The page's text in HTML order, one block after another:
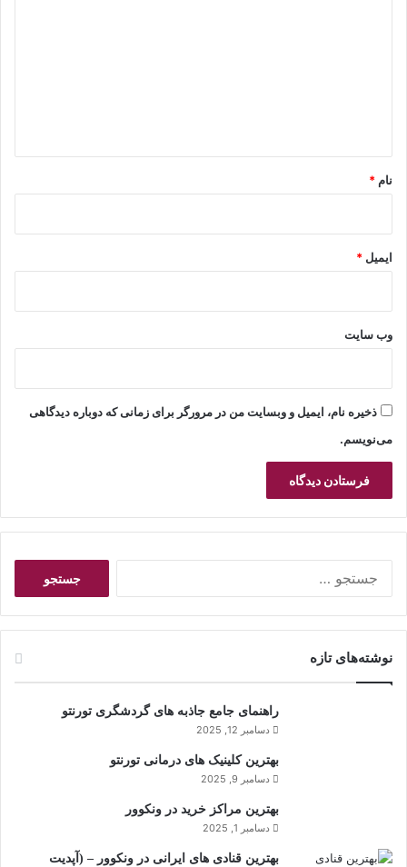
نام *
ایمیل *
وب‌ سایت
ذخیره نام، ایمیل و وبسایت من در مرورگر برای زمانی که دوباره دیدگاهی
می‌نویسم.
ج
ر
ا
ی
نوشته‌های تازه
راهنمای جامع جاذبه های گردشگری تورنتو
دسامبر 12, 2025
بهترین کلینیک های درمانی تورنتو
دسامبر 9, 2025
بهترین مراکز خرید در ونکوور
دسامبر 1, 2025
بهترین قنادی های ایرانی در ونکوور – (آپدیت